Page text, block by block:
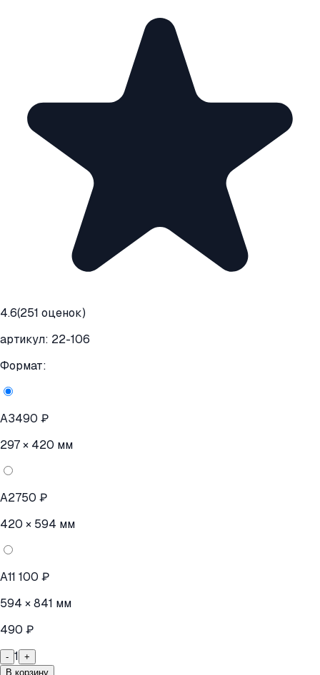
4.6(251 оценок)
артикул: 22-106
Формат:
A3490 ₽
297 × 420 мм
A2750 ₽
420 × 594 мм
A11 100 ₽
594 × 841 мм
490 ₽
- 1 +
В корзину